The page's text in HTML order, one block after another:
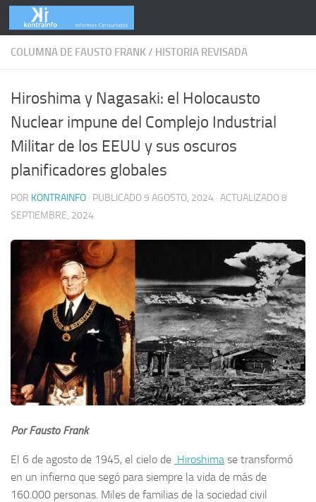
Skip to content
COLUMNA DE FAUSTO FRANK / HISTORIA REVISADA
Hiroshima y Nagasaki: el Holocausto
Nuclear impune del Complejo Industrial
Militar de los EEUU y sus oscuros
planificadores globales
POR KONTRAINFO · PUBLICADO9 AGOSTO, 2024 · ACTUALIZADO8
SEPTIEMBRE, 2024
Por Fausto Frank
El 6 de agosto de 1945, el cielo de Hiroshima se transformó
en un infierno que segó para siempre la vida de más de
160.000 personas. Miles de familias de la sociedad civil